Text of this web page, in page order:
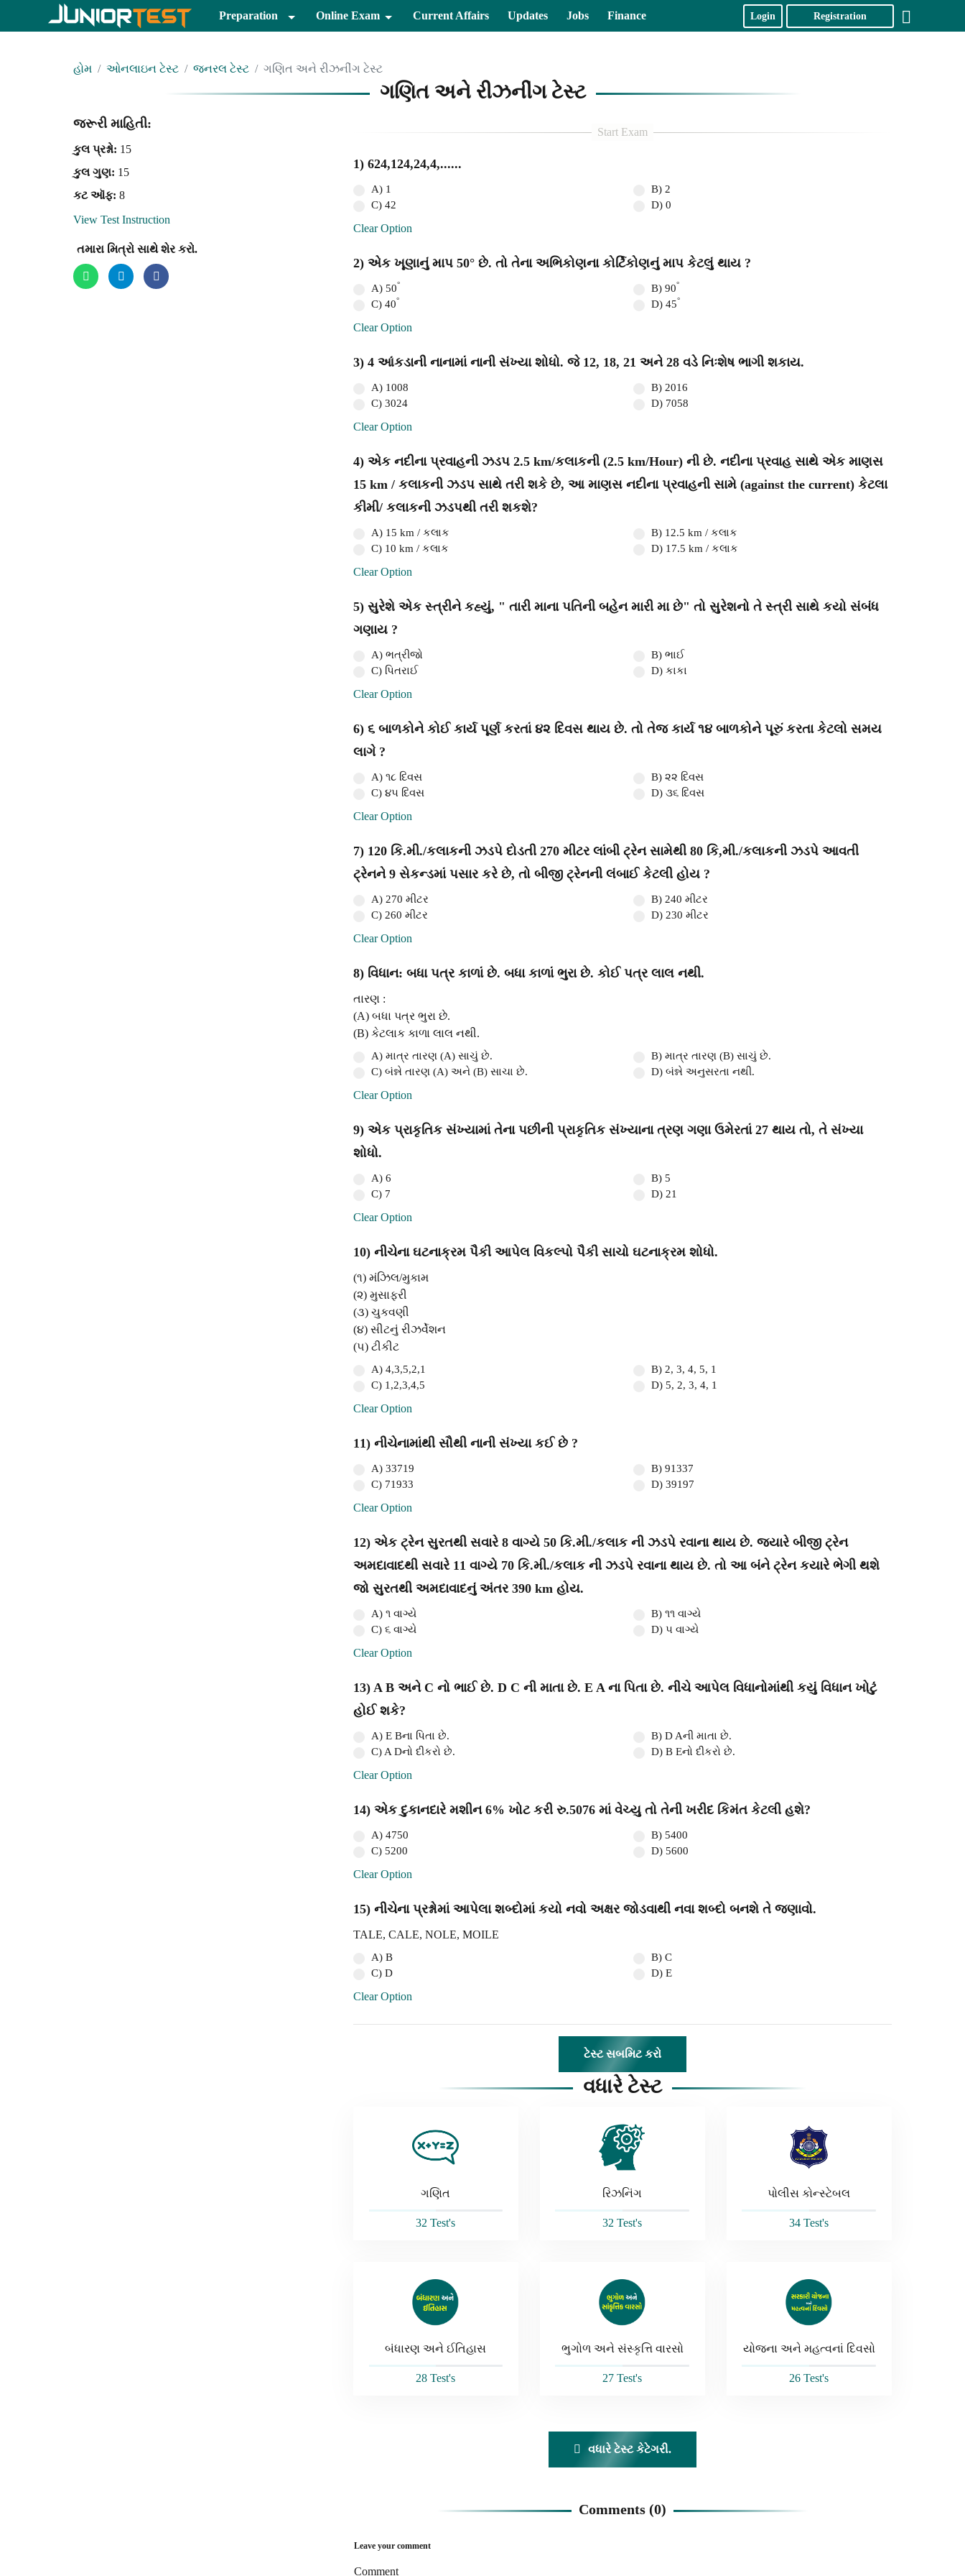
Preparation Online Exam Current Affairs Updates Jobs Finance Login Registration
હોમ ઓનલાઇન ટેસ્ટ જનરલ ટેસ્ટ ગણિત અને રીઝનીંગ ટેસ્ટ
ગણિત અને રીઝનીંગ ટેસ્ટ
જરૂરી માહિતી:
કુલ પ્રશ્નો: 15
કુલ ગુણ: 15
કટ ઑફ: 8
View Test Instruction
તમારા મિત્રો સાથે શેર કરો.
1) 624,124,24,4,......
A) 1
B) 2
C) 42
D) 0
Clear Option
2) એક ખૂણાનું માપ 50° છે. તો તેના અભિકોણના કોર્ટિકોણનું માપ કેટલું થાય ?
A) 50° B) 90°
C) 40° D) 45°
Clear Option
3) 4 આંકડાની નાનામાં નાની સંખ્યા શોધો. જે 12, 18, 21 અને 28 વડે નિઃશેષ ભાગી શકાય.
A) 1008
B) 2016
C) 3024
D) 7058
Clear Option
4) એક નદીના પ્રવાહની ઝડપ 2.5 km/કલાકની (2.5 km/Hour) ની છે. નદીના પ્રવાહ સાથે એક માણસ
15 km / કલાકની ઝડપ સાથે તરી શકે છે, આ માણસ નદીના પ્રવાહની સામે (against the current) કેટલા
કીમી/ કલાકની ઝડપથી તરી શકશે?
A) 15 km / કલાક
B) 12.5 km / કલાક
C) 10 km / કલાક
D) 17.5 km / કલાક
Clear Option
5) સુરેશે એક સ્ત્રીને કહ્યું, " તારી માના પતિની બહેન મારી મા છે" તો સુરેશનો તે સ્ત્રી સાથે કયો સંબંધ
ગણાય ?
A) ભત્રીજો
B) ભાઈ
C) પિતરાઈ
D) કાકા
Clear Option
6) ૬ બાળકોને કોઈ કાર્ય પૂર્ણ કરતાં ૪૨ દિવસ થાય છે. તો તેજ કાર્ય ૧૪ બાળકોને પૂરું કરતા કેટલો સમય
લાગે ?
A) ૧૮ દિવસ
B) ૨૨ દિવસ
C) ૪૫ દિવસ
D) ૩૬ દિવસ
Clear Option
7) 120 કિ.મી./કલાકની ઝડપે દોડતી 270 મીટર લાંબી ટ્રેન સામેથી 80 કિ,મી./કલાકની ઝડપે આવતી
ટ્રેનને 9 સેકન્ડમાં પસાર કરે છે, તો બીજી ટ્રેનની લંબાઈ કેટલી હોય ?
A) 270 મીટર
B) 240 મીટર
C) 260 મીટર
D) 230 મીટર
Clear Option
8) વિધાન: બધા પત્ર કાળાં છે. બધા કાળાં ભુરા છે. કોઈ પત્ર લાલ નથી.
તારણ :
(A) બધા પત્ર ભુરા છે.
(B) કેટલાક કાળા લાલ નથી.
A) માત્ર તારણ (A) સાચું છે.
B) માત્ર તારણ (B) સાચું છે.
C) બંન્ને તારણ (A) અને (B) સાચા છે.
D) બંન્ને અનુસરતા નથી.
Clear Option
9) એક પ્રાકૃતિક સંખ્યામાં તેના પછીની પ્રાકૃતિક સંખ્યાના ત્રણ ગણા ઉમેરતાં 27 થાય તો, તે સંખ્યા
શોધો.
A) 6
B) 5
C) 7
D) 21
Clear Option
10) નીચેના ઘટનાક્રમ પૈકી આપેલ વિકલ્પો પૈકી સાચો ઘટનાક્રમ શોધો.
(૧) મંઝિલ/મુકામ
(૨) મુસાફરી
(૩) ચુકવણી
(૪) સીટનું રીઝર્વેશન
(૫) ટીકીટ
A) 4,3,5,2,1
B) 2, 3, 4, 5, 1
C) 1,2,3,4,5
D) 5, 2, 3, 4, 1
Clear Option
11) નીચેનામાંથી સૌથી નાની સંખ્યા કઈ છે ?
A) 33719
B) 91337
C) 71933
D) 39197
Clear Option
12) એક ટ્રેન સુરતથી સવારે 8 વાગ્યે 50 કિ.મી./કલાક ની ઝડપે રવાના થાય છે. જ્યારે બીજી ટ્રેન
અમદાવાદથી સવારે 11 વાગ્યે 70 કિ.મી./કલાક ની ઝડપે રવાના થાય છે. તો આ બંને ટ્રેન કયારે ભેગી થશે
જો સુરતથી અમદાવાદનું અંતર 390 km હોય.
A) ૧ વાગ્યે
B) ૧૧ વાગ્યે
C) ૬ વાગ્યે
D) ૫ વાગ્યે
Clear Option
13) A B અને C નો ભાઈ છે. D C ની માતા છે. E A ના પિતા છે. નીચે આપેલ વિધાનોમાંથી કયું વિધાન ખોટું
હોઈ શકે?
A) E Bના પિતા છે.
B) D Aની માતા છે.
C) A Dનો દીકરો છે.
D) B Eનો દીકરો છે.
Clear Option
14) એક દુકાનદારે મશીન 6% ખોટ કરી રુ.5076 માં વેચ્યુ તો તેની ખરીદ કિમંત કેટલી હશે?
A) 4750
B) 5400
C) 5200
D) 5600
Clear Option
15) નીચેના પ્રશ્નોમાં આપેલા શબ્દોમાં કયો નવો અક્ષર જોડવાથી નવા શબ્દો બનશે તે જણાવો.
TALE, CALE, NOLE, MOILE
A) B
B) C
C) D
D) E
Clear Option
વધારે ટેસ્ટ
ગણિત
32 Test's
રિઝનિંગ
32 Test's
પોલીસ કોન્સ્ટેબલ
34 Test's
બંધારણ અને ઈતિહાસ
28 Test's
ભુગોળ અને સંસ્કૃત્તિ વારસો
27 Test's
યોજના અને મહત્વનાં દિવસો
26 Test's
વધારે ટેસ્ટ કેટેગરી.
Comments (0)
Leave your comment
Comment